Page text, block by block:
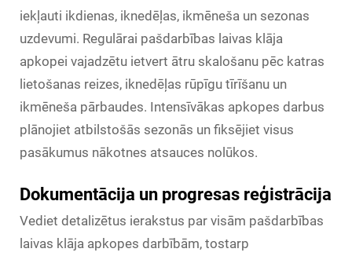
iekļauti ikdienas, iknedēļas, ikmēneša un sezonas
uzdevumi. Regulārai pašdarbības laivas klāja
apkopei vajadzētu ietvert ātru skalošanu pēc katras
lietošanas reizes, iknedēļas rūpīgu tīrīšanu un
ikmēneša pārbaudes. Intensīvākas apkopes darbus
plānojiet atbilstošās sezonās un fiksējiet visus
pasākumus nākotnes atsauces nolūkos.
Dokumentācija un progresas reģistrācija
Vediet detalizētus ierakstus par visām pašdarbības
laivas klāja apkopes darbībām, tostarp